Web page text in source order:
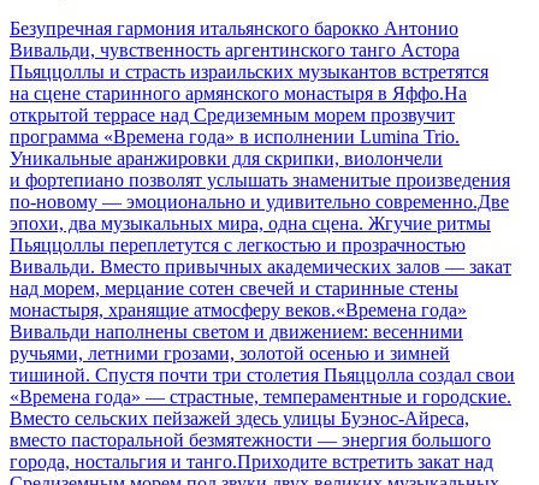
Безупречная гармония итальянского барокко Антонио
Вивальди, чувственность аргентинского танго Астора
Пьяццоллы и страсть израильских музыкантов встретятся
на сцене старинного армянского монастыря в Яффо.На
открытой террасе над Средиземным морем прозвучит
программа «Времена года» в исполнении Lumina Trio.
Уникальные аранжировки для скрипки, виолончели
и фортепиано позволят услышать знаменитые произведения
по-новому — эмоционально и удивительно современно.Две
эпохи, два музыкальных мира, одна сцена. Жгучие ритмы
Пьяццоллы переплетутся с легкостью и прозрачностью
Вивальди. Вместо привычных академических залов — закат
над морем, мерцание сотен свечей и старинные стены
монастыря, хранящие атмосферу веков.«Времена года»
Вивальди наполнены светом и движением: весенними
ручьями, летними грозами, золотой осенью и зимней
тишиной. Спустя почти три столетия Пьяццолла создал свои
«Времена года» — страстные, темпераментные и городские.
Вместо сельских пейзажей здесь улицы Буэнос-Айреса,
вместо пасторальной безмятежности — энергия большого
города, ностальгия и танго.Приходите встретить закат над